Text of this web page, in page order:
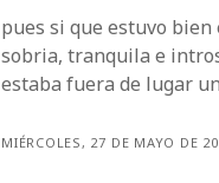
pues si que estuvo
sobria, tranquila e
estaba fuera de lugar
MIÉRCOLES, 27 DE MAYO DE